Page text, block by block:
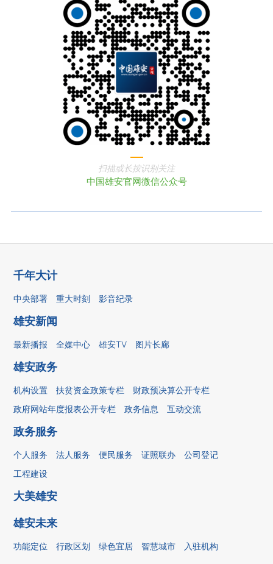
扫描或长按识别关注
中国雄安官网微信公众号
千年大计
中央部署 重大时刻 影音纪录
雄安新闻
最新播报 全媒中心 雄安TV 图片长廊
雄安政务
机构设置 扶贫资金政策专栏
财政预决算公开专栏
政府网站年度报表公开专栏
政务信息 互动交流
政务服务
个人服务 法人服务 便民服务 证照联办
公司登记
工程建设
大美雄安
雄安未来
功能定位 行政区划 绿色宜居 智慧城市 入驻机构